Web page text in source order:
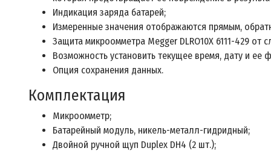
Индикация заряда батарей;
Измеренные значения отображаются прямым,
Защита микроомметра Megger DLRO10X 6111-429
Возможность установить текущее время, дату и ее
Опция сохранения данных.
Комплектация
Микроомметр;
Батарейный модуль, никель-металл-гидридный;
Двойной ручной щуп Duplex DH4 (2 шт.);